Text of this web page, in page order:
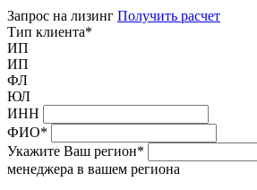
Запрос на лизинг Получить расчет
Тип клиента*
ИП
ИП
ФЛ
ЮЛ
ИНН
ФИО*
Укажите Ваш регион*
менеджера в вашем региона